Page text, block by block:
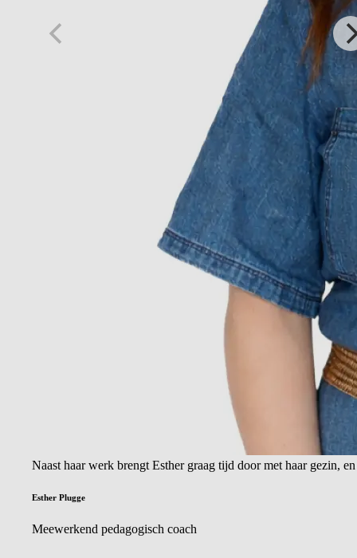
Naast haar werk brengt Esther graag tijd door met haar gezin,
Esther Plugge
Meewerkend pedagogisch coach